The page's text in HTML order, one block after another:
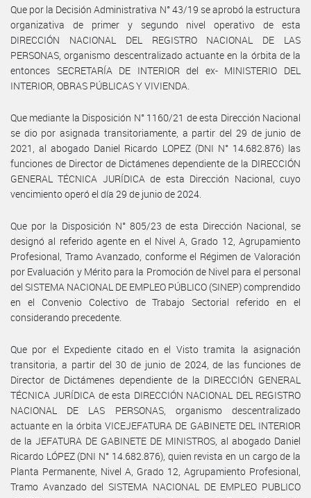
Que por la Decisión Administrativa N° 43/19 se aprobó la estructura
organizativa de primer y segundo nivel operativo de esta
DIRECCIÓN NACIONAL DEL REGISTRO NACIONAL DE LAS
PERSONAS, organismo descentralizado actuante en la órbita de la
entonces SECRETARÍA DE INTERIOR del ex- MINISTERIO DEL
INTERIOR, OBRAS PÚBLICAS Y VIVIENDA.
Que mediante la Disposición N° 1160/21 de esta Dirección Nacional
se dio por asignada transitoriamente, a partir del 29 de junio de
2021, al abogado Daniel Ricardo LOPEZ (DNI N° 14.682.876) las
funciones de Director de Dictámenes dependiente de la DIRECCIÓN
GENERAL TÉCNICA JURÍDICA de esta Dirección Nacional, cuyo
vencimiento operó el día 29 de junio de 2024.
Que por la Disposición N° 805/23 de esta Dirección Nacional, se
designó al referido agente en el Nivel A, Grado 12, Agrupamiento
Profesional, Tramo Avanzado, conforme el Régimen de Valoración
por Evaluación y Mérito para la Promoción de Nivel para el personal
del SISTEMA NACIONAL DE EMPLEO PÚBLICO (SINEP) comprendido
en el Convenio Colectivo de Trabajo Sectorial referido en el
considerando precedente.
Que por el Expediente citado en el Visto tramita la asignación
transitoria, a partir del 30 de junio de 2024, de las funciones de
Director de Dictámenes dependiente de la DIRECCIÓN GENERAL
TÉCNICA JURÍDICA de esta DIRECCIÓN NACIONAL DEL REGISTRO
NACIONAL DE LAS PERSONAS, organismo descentralizado
actuante en la órbita VICEJEFATURA DE GABINETE DEL INTERIOR
de la JEFATURA DE GABINETE DE MINISTROS, al abogado Daniel
Ricardo LÓPEZ (DNI N° 14.682.876), quien revista en un cargo de la
Planta Permanente, Nivel A, Grado 12, Agrupamiento Profesional,
Tramo Avanzado del SISTEMA NACIONAL DE EMPLEO PUBLICO